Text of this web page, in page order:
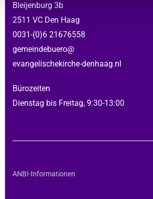
Bleijenburg 3b
2511 VC Den Haag
0031-(0)6 21676558
gemeindebuero@
evangelischekirche-denhaag.nl
Bürozeiten
Dienstag bis Freitag, 9:30-13:00
ANBI-Informationen